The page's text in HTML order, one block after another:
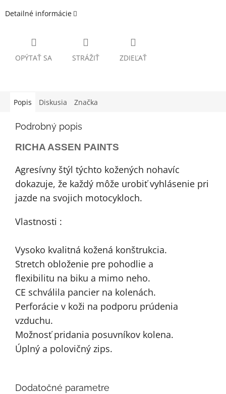
Detailné informácie
OPÝTAŤ SA STRÁŽIŤ ZDIEĽAŤ
Popis Diskusia Značka
Podrobný popis
RICHA ASSEN PAINTS
Agresívny štýl týchto kožených nohavíc
dokazuje, že každý môže urobiť vyhlásenie pri
jazde na svojich motocykloch.
Vlastnosti :
Vysoko kvalitná kožená konštrukcia.
Stretch obloženie pre pohodlie a
flexibilitu na biku a mimo neho.
CE schválila pancier na kolenách.
Perforácie v koži na podporu prúdenia
vzduchu.
Možnosť pridania posuvníkov kolena.
Úplný a polovičný zips.
Dodatočné parametre